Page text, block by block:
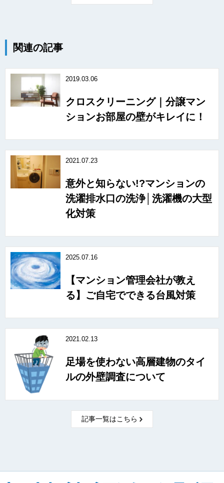
関連の記事
2019.03.06
クロスクリーニング｜分譲マン
ションお部屋の壁がキレイに！
2021.07.23
意外と知らない!?マンションの
洗濯排水口の洗浄│洗濯機の大型
化対策
2025.07.16
【マンション管理会社が教え
る】ご自宅でできる台風対策
2021.02.13
足場を使わない高層建物のタイ
ルの外壁調査について
記事一覧はこちら